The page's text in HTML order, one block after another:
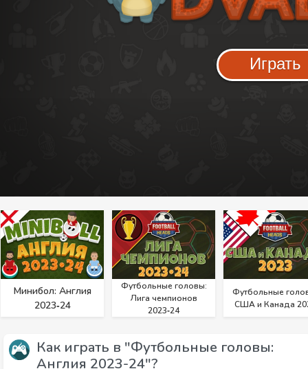
Играть
Минибол: Англия
2023‑24
Футбольные головы:
Лига чемпионов
2023‑24
Футбольные
США и Канада
Как играть в "Футбольные головы:
Англия 2023-24"?